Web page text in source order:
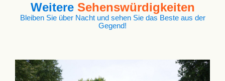
Weitere Sehenswürdigkeiten
Bleiben Sie über Nacht und sehen Sie das Beste aus der
Gegend!